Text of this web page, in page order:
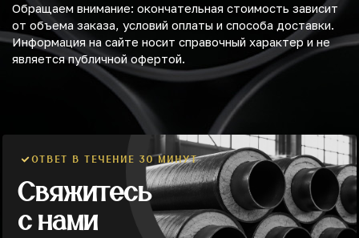
Обращаем внимание: окончательная стоимость зависит
от объема заказа, условий оплаты и способа доставки.
Информация на сайте носит справочный характер и не
является публичной офертой.
ОТВЕТ В ТЕЧЕНИЕ 30 МИНУТ
Свяжитесь
с нами